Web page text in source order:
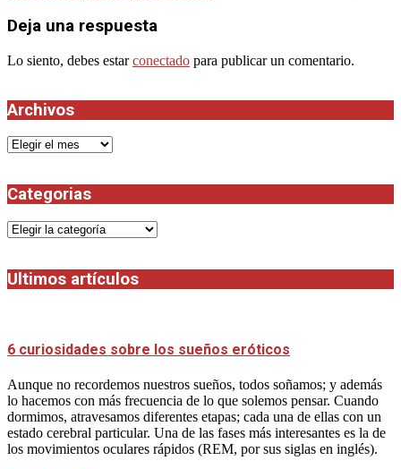
Deja una respuesta
Lo siento, debes estarconectado para publicar un comentario.
Archivos
Archivos
Categorias
Categorias
Ultimos artículos
6 curiosidades sobre los sueños eróticos
Aunque no recordemos nuestros sueños, todos soñamos; y además
lo hacemos con más frecuencia de lo que solemos pensar. Cuando
dormimos, atravesamos diferentes etapas; cada una de ellas con un
estado cerebral particular. Una de las fases más interesantes es la de
los movimientos oculares rápidos (REM, por sus siglas en inglés).